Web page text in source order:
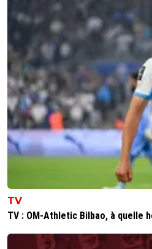
TV
TV : OM-Athletic Bilbao, à quelle